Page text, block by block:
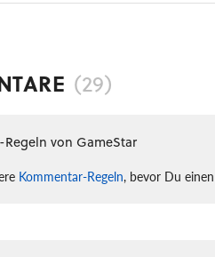
(29)
von GameStar
Kommentar-Regeln, bevor Du